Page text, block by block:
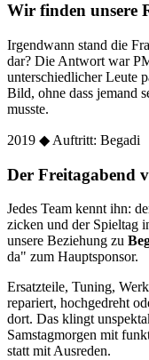
Wir finden unsere
Irgendwann stand die
dar? Die Antwort war
unterschiedlicher Leute
Bild, ohne dass jemand
musste.
2019 ◆ Auftritt: Begadi
Der Freitagabend
Jedes Team kennt ihn:
zicken und der Spieltag
unsere Beziehung zu
da" zum Hauptsponsor.
Ersatzteile, Tuning,
repariert, hochgedreht
dort. Das klingt
Samstagmorgen mit
statt mit Ausreden.